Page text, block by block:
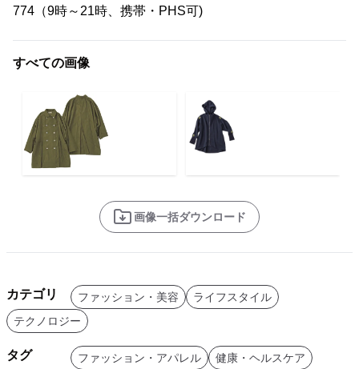
774（9時～21時、携帯・PHS可)
すべての画像
画像一括ダウンロード
カテゴリ ファッション・美容
ライフスタイル
テクノロジー
タグ ファッション・アパレル 健康・ヘルスケア